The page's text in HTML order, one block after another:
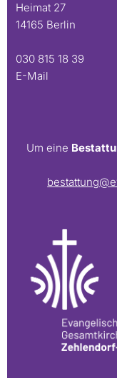
Heimat 27
14165 Berlin
030 815 18 39
E-Mail
Um eine